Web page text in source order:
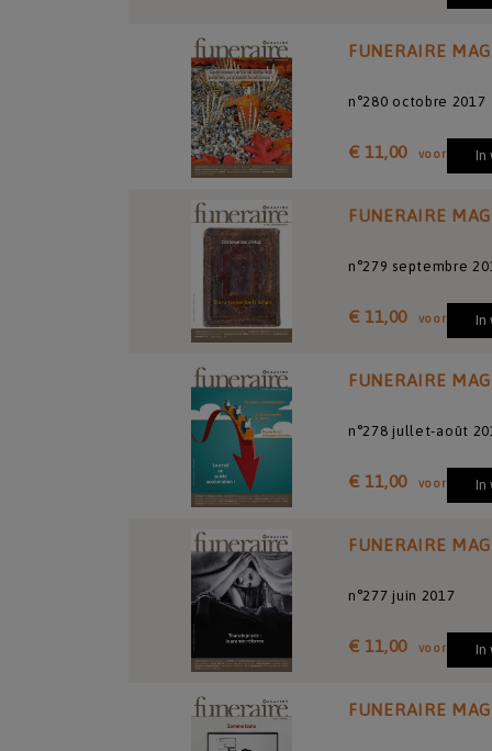
FUNERAIRE MAG
n°280 octobre 2017
€ 11,00 voor In
FUNERAIRE MAG
n°279 septembre
€ 11,00 voor In
FUNERAIRE MAG
n°278 jullet-août
€ 11,00 voor In
FUNERAIRE MAG
n°277 juin 2017
€ 11,00 voor In
FUNERAIRE MAG